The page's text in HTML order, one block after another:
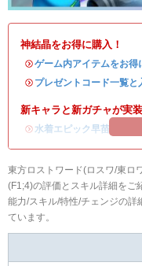
神結晶をお得に購入！
・ゲーム内アイテムをお得
・ プレゼントコード一覧と
新キャラと新ガチャが実装
・水着エピック早苗の評価
東方ロストワード(ロスワ/東ロ
(F1;4)の評価とスキル詳細をご
能力/スキル/特性/チェンジの詳
ています。